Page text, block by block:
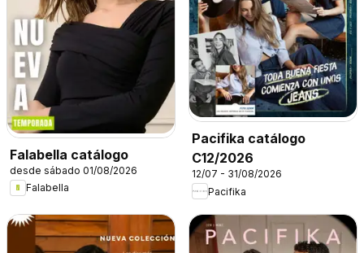
Falabella catálogo
desde sábado 01/08/2026
Falabella
Pacifika catálogo
C12/2026
12/07 - 31/08/2026
Pacifika